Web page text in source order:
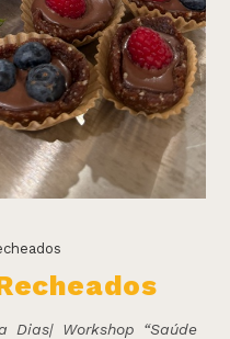
Dias| Workshop “Saúde